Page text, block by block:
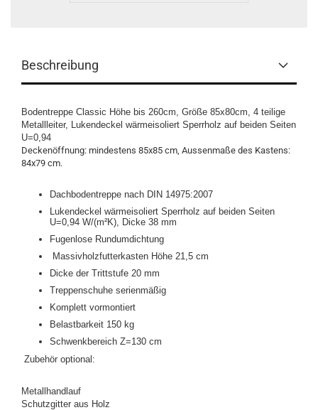
Beschreibung
Bodentreppe Classic Höhe bis 260cm, Größe 85x80cm, 4 teilige
Metallleiter, Lukendeckel wärmeisoliert Sperrholz auf beiden Seiten
U=0,94
Deckenöffnung: mindestens 85x85 cm, Aussenmaße des Kastens:
84x79 cm.
Dachbodentreppe nach DIN 14975:2007
Lukendeckel wärmeisoliert Sperrholz auf beiden Seiten
U=0,94 W/(m²K), Dicke 38 mm
Fugenlose Rundumdichtung
Massivholzfutterkasten Höhe 21,5 cm
Dicke der Trittstufe 20 mm
Treppenschuhe serienmäßig
Komplett vormontiert
Belastbarkeit 150 kg
Schwenkbereich Z=130 cm
Zubehör optional:
Metallhandlauf
Schutzgitter aus Holz